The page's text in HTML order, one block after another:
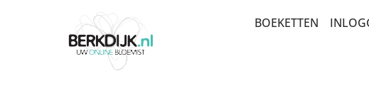
BOEKETTEN